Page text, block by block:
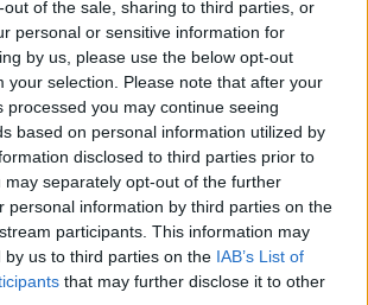
out of the sale, sharing to third parties, or
personal or sensitive information for
by us, please use the below opt-out
your selection. Please note that after your
processed you may continue seeing
based on personal information utilized by
disclosed to third parties prior to
may separately opt-out of the further
personal information by third parties on the
participants. This information may
by us to third parties on the IAB’s List of
that may further disclose it to other
σκυτάλη που ”γλίστρισε”
ΣΚΑΪ και οι διάσημοι
Instagram»